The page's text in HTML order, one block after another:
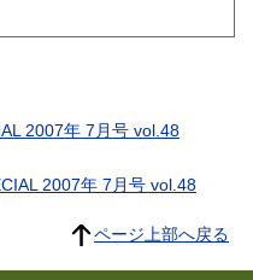
2007年 7月号 vol.48
2007年 7月号 vol.48
ページ上部へ戻る